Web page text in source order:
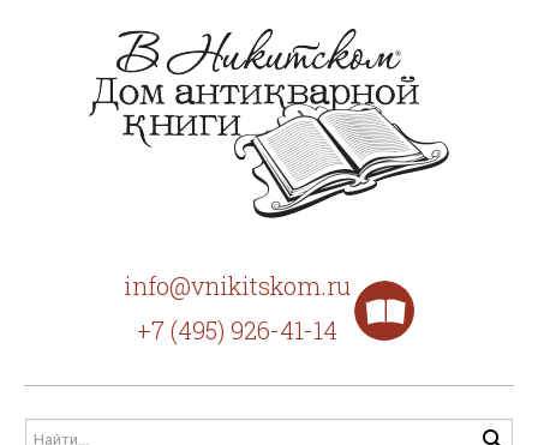
info@vnikitskom.ru
+7 (495) 926-41-14